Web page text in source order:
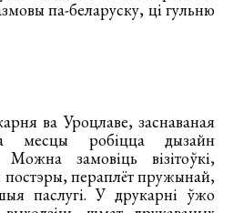
па-беларуску, ці гульню
ва Уроцлаве, заснаваная
месцы робіцца дызайн
замовіць візітоўкі,
постэры, пераплёт пружынай,
паслугі. У друкарні ўжо